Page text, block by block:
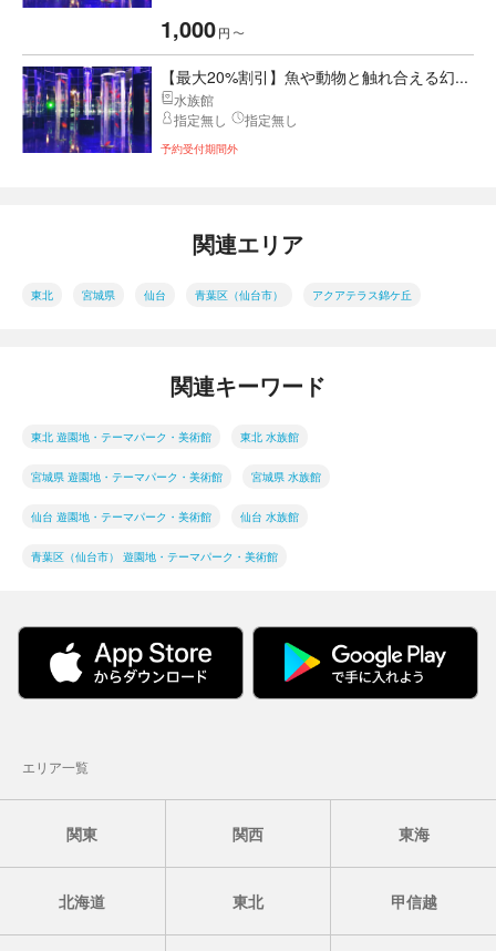
1,000円 〜
【最大20%割引】魚や動物と触れ合える幻...
水族館
指定無し
指定無し
予約受付期間外
関連エリア
東北 宮城県 仙台 青葉区（仙台市） アクアテラス錦ケ丘
関連キーワード
東北 遊園地・テーマパーク・美術館 東北 水族館
宮城県 遊園地・テーマパーク・美術館 宮城県 水族館
仙台 遊園地・テーマパーク・美術館 仙台 水族館
青葉区（仙台市） 遊園地・テーマパーク・美術館
エリア一覧
関東 関西 東海
北海道 東北 甲信越